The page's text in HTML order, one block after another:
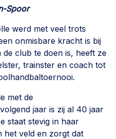
Spoor
werd met veel trots
onmisbare kracht is bij
club te doen is, heeft ze
trainster en coach tot
met de
jaar is zij al 40 jaar
staat stevig in haar
het veld en zorgt dat